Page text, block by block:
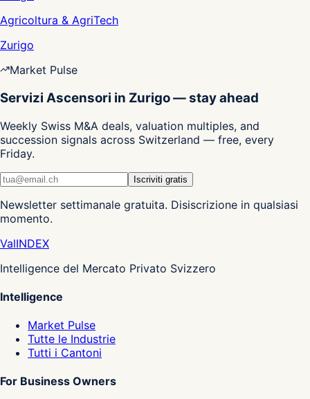
Agricoltura & AgriTech
Zurigo
Market Pulse
Servizi Ascensori in Zurigo — stay ahead
Weekly Swiss M&A deals, valuation multiples, and
succession signals across Switzerland — free, every
Friday.
Iscriviti gratis
Newsletter settimanale gratuita. Disiscrizione in qualsiasi
momento.
ValINDEX
Intelligence del Mercato Privato Svizzero
Intelligence
Market Pulse
Tutte le Industrie
Tutti i Cantoni
For Business Owners